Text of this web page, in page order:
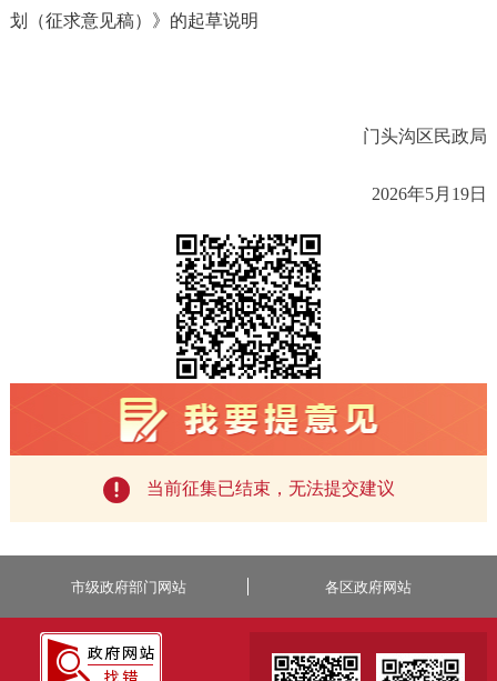
划（征求意见稿）》的起草说明
门头沟区民政局
2026年5月 19日
当前征集已结束，无法提交建议
市级政府部门网站 各区政府网站